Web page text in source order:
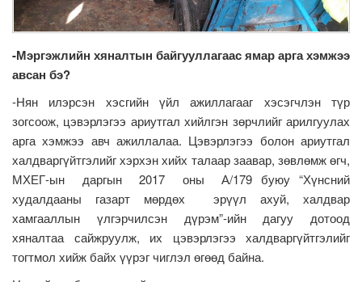
-Мэргэжлийн хяналтын байгууллагаас ямар арга хэмжээ
авсан бэ?
-Нян илэрсэн хэсгийн үйл ажиллагааг хэсэгчлэн түр
зогсоож, цэвэрлэгээ ариутгал хийлгэн зөрчлийг арилгуулах
арга хэмжээ авч ажиллалаа. Цэвэрлэгээ болон ариутгал
халдваргүйтгэлийг хэрхэн хийх талаар заавар, зөвлөмж өгч,
МХЕГ-ын даргын 2017 оны А/179 буюу “Хүнсний
худалдааны газарт мөрдөх эрүүл ахуй, халдвар
хамгааллын үлгэрчилсэн дүрэм”-ийн дагуу дотоод
хяналтаа сайжруулж, их цэвэрлэгээ халдваргүйтгэлийг
тогтмол хийж байх үүрэг чиглэл өгөөд байна.